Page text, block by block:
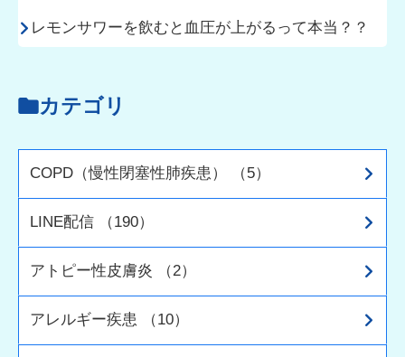
レモンサワーを飲むと血圧が上がるって本当？？
カテゴリ
COPD（慢性閉塞性肺疾患） （5）
LINE配信 （190）
アトピー性皮膚炎 （2）
アレルギー疾患 （10）